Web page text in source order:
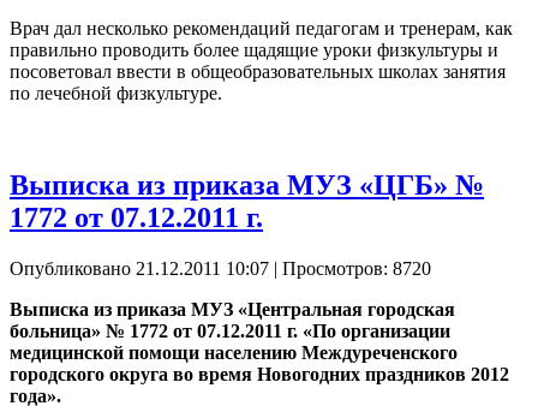
Врач дал несколько рекомендаций педагогам и тренерам, как
правильно проводить более щадящие уроки физкультуры и
посоветовал ввести в общеобразовательных школах занятия
по лечебной физкультуре.
Выписка из приказа МУЗ «ЦГБ» №
1772 от 07.12.2011 г.
Опубликовано 21.12.2011 10:07 | Просмотров: 8720
Выписка из приказа МУЗ «Центральная городская
больница» № 1772 от 07.12.2011 г. «По организации
медицинской помощи населению Междуреченского
городского округа во время Новогодних праздников 2012
года».